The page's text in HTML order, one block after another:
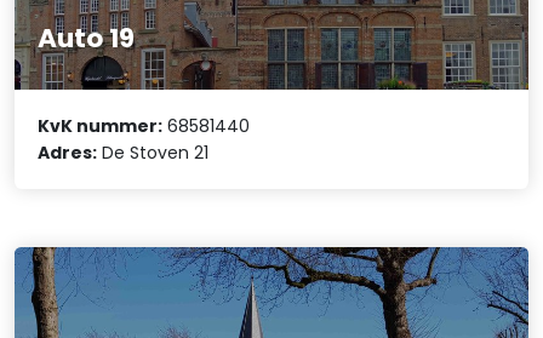
Auto 19
KvK nummer: 68581440
Adres: De Stoven 21